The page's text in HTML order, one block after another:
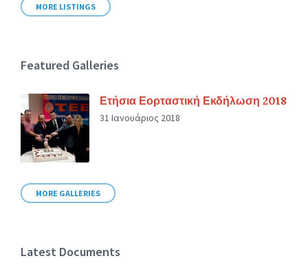
MORE LISTINGS
Featured Galleries
Ετήσια Εορταστική Εκδήλωση 2018
31 Ιανουάριος 2018
MORE GALLERIES
Latest Documents